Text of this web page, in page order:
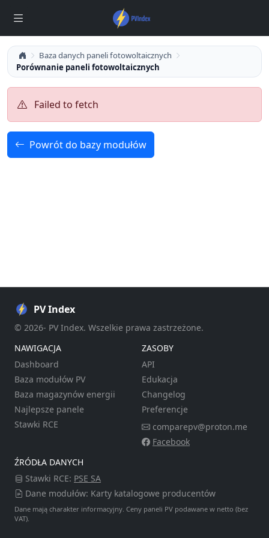
Baza danych paneli fotowoltaicznych
Porównanie paneli fotowoltaicznych
Failed to fetch
Powrót do bazy modułów
PV Index
© 2026- PV Index. Wszelkie prawa zastrzeżone.
NAWIGACJA
Dashboard
Baza modułów PV
Baza magazynów energii
Najlepsze panele
Stawki RCE
ZASOBY
API
Edukacja
Changelog
Preferencje
comparepv@proton.me
Facebook
ŹRÓDŁA DANYCH
Stawki RCE: PSE SA
Dane modułów: Karty katalogowe producentów
Dane mają charakter informacyjny. Ceny paneli PV podawane w netto (bez
VAT).